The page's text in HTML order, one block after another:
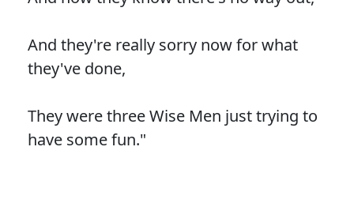
And they're really sorry now for what
they've done,
They were three Wise Men just trying to
have some fun."